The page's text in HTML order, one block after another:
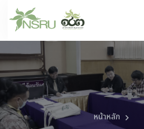
หน้าหลัก